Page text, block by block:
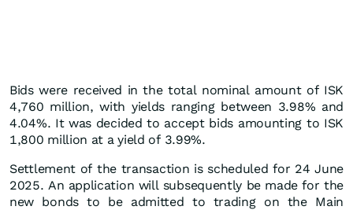
Bids were received in the total nominal amount of ISK
4,760 million, with yields ranging between 3.98% and
4.04%. It was decided to accept bids amounting to ISK
1,800 million at a yield of 3.99%.
Settlement of the transaction is scheduled for 24 June
2025. An application will subsequently be made for the
new bonds to be admitted to trading on the Main